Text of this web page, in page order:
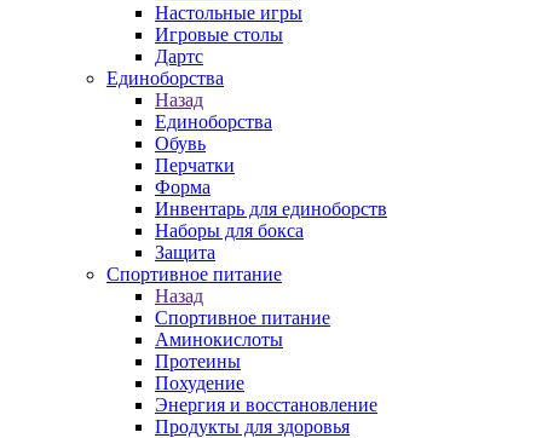
Настольные игры
Игровые столы
Дартс
Единоборства
Назад
Единоборства
Обувь
Перчатки
Форма
Инвентарь для единоборств
Наборы для бокса
Защита
Спортивное питание
Назад
Спортивное питание
Аминокислоты
Протеины
Похудение
Энергия и восстановление
Продукты для здоровья